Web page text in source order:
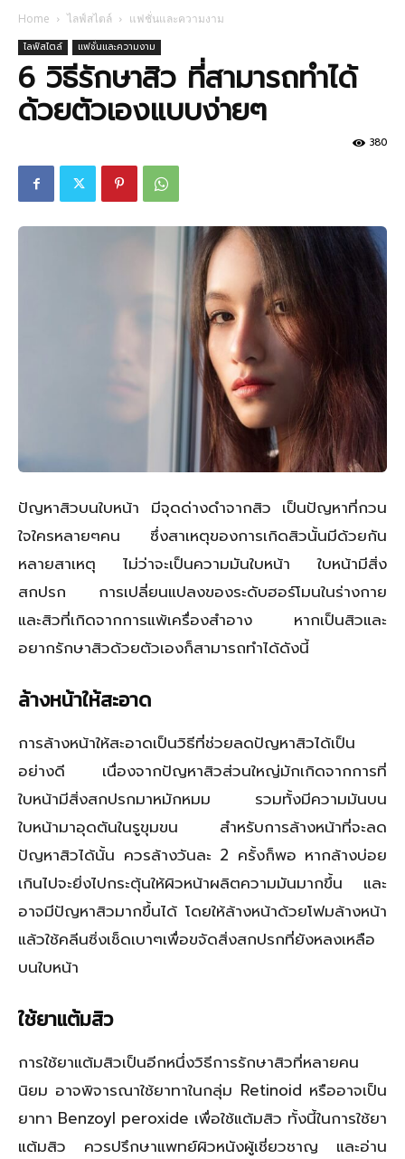
Home ไลฟ์สไตล์ แฟชั่นและความงาม
ไลฟ์สไตล์ แฟชั่นและความงาม
6 วิธีรักษาสิว ที่สามารถทำได้
ด้วยตัวเองแบบง่ายๆ
380
ปัญหาสิวบนใบหน้า มีจุดด่างดำจากสิว เป็นปัญหาที่กวน
ใจใครหลายๆคน ซึ่งสาเหตุของการเกิดสิวนั้นมีด้วยกัน
หลายสาเหตุ ไม่ว่าจะเป็นความมันใบหน้า ใบหน้ามีสิ่ง
สกปรก การเปลี่ยนแปลงของระดับฮอร์โมนในร่างกาย
และสิวที่เกิดจากการแพ้เครื่องสำอาง หากเป็นสิวและ
อยากรักษาสิวด้วยตัวเองก็สามารถทำได้ดังนี้
ล้างหน้าให้สะอาด
การล้างหน้าให้สะอาดเป็นวิธีที่ช่วยลดปัญหาสิวได้เป็น
อย่างดี เนื่องจากปัญหาสิวส่วนใหญ่มักเกิดจากการที่
ใบหน้ามีสิ่งสกปรกมาหมักหมม รวมทั้งมีความมันบน
ใบหน้ามาอุดตันในรูขุมขน สำหรับการล้างหน้าที่จะลด
ปัญหาสิวได้นั้น ควรล้างวันละ 2 ครั้งก็พอ หากล้างบ่อย
เกินไปจะยิ่งไปกระตุ้นให้ผิวหน้าผลิตความมันมากขึ้น และ
อาจมีปัญหาสิวมากขึ้นได้ โดยให้ล้างหน้าด้วยโฟมล้างหน้า
แล้วใช้คลีนซิ่งเช็ดเบาๆเพื่อขจัดสิ่งสกปรกที่ยังหลงเหลือ
บนใบหน้า
ใช้ยาแต้มสิว
การใช้ยาแต้มสิวเป็นอีกหนึ่งวิธีการรักษาสิวที่หลายคน
นิยม อาจพิจารณาใช้ยาทาในกลุ่ม Retinoid หรืออาจเป็น
ยาทา Benzoyl peroxide เพื่อใช้แต้มสิว ทั้งนี้ในการใช้ยา
แต้มสิว ควรปรึกษาแพทย์ผิวหนังผู้เชี่ยวชาญ และอ่าน